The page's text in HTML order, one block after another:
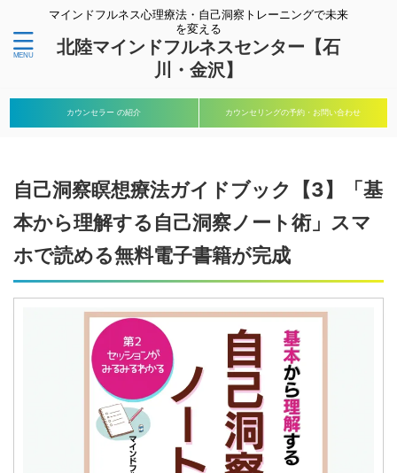
マインドフルネス心理療法・自己洞察トレーニングで未来
を変える
北陸マインドフルネスセンター【石
川・金沢】
カウンセラー の紹介 カウンセリングの予約・お問い合わせ
自己洞察瞑想療法ガイドブック【3】「基
本から理解する自己洞察ノート術」スマ
ホで読める無料電子書籍が完成